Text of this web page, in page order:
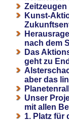
Kunst-
nach dem
Das
geht zu
aber das
Unser
mit allen
1. Platz für